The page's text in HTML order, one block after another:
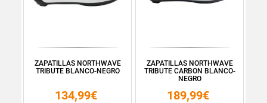
ZAPATILLAS NORTHWAVE
TRIBUTE BLANCO-NEGRO
134,99€
ZAPATILLAS NORTHWAVE
TRIBUTE CARBON BLANCO-
NEGRO
189,99€